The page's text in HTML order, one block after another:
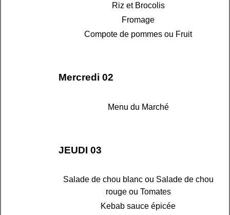
Riz et Brocolis
Fromage
Compote de pommes ou Fruit
Mercredi 02
Menu du Marché
JEUDI 03
Salade de chou blanc ou Salade de chou
rouge ou Tomates
Kebab sauce épicée